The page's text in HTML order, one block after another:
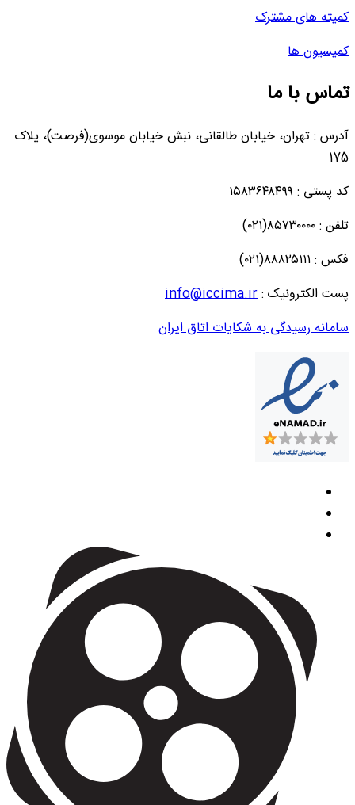
کمیته های مشترک
کمیسیون ها
تماس با ما
آدرس : تهران، خیابان طالقانی، نبش خیابان موسوی(فرصت)، پلاک
175
کد پستی : ۱۵۸۳۶۴۸۴۹۹
تلفن : ۸۵۷۳۰۰۰۰(۰۲۱)
فکس : ۸۸۸۲۵۱۱۱(۰۲۱)
پست الکترونیک :info@iccima.ir
سامانه رسیدگی به شکایات اتاق ایران